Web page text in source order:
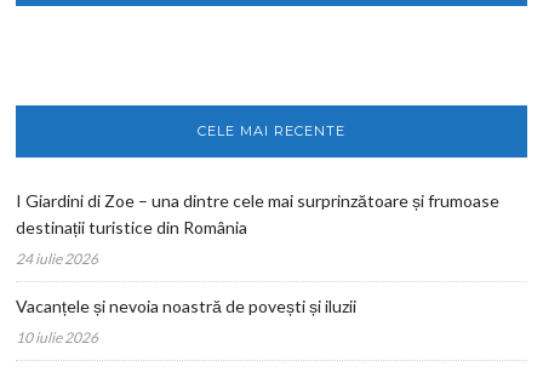
CELE MAI RECENTE
I Giardini di Zoe – una dintre cele mai surprinzătoare și frumoase
destinații turistice din România
24 iulie 2026
Vacanțele și nevoia noastră de povești și iluzii
10 iulie 2026